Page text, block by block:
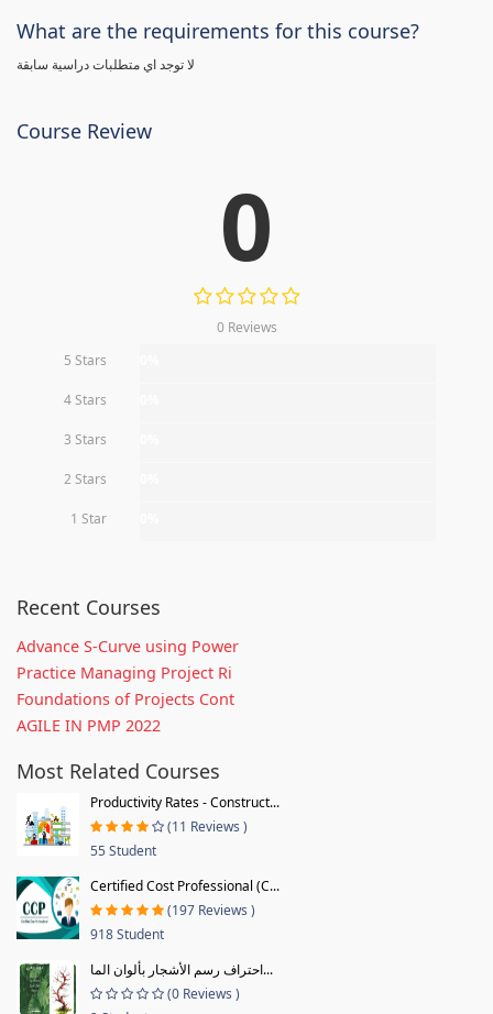
What are the requirements for this course?
لا توجد اي متطلبات دراسية سابقة
Course Review
0
0 Reviews
5 Stars
4 Stars
3 Stars
2 Stars
1 Star
Recent Courses
Advance S-Curve using Power
Practice Managing Project Ri
Foundations of Projects Cont
AGILE IN PMP 2022
Most Related Courses
Productivity Rates - Construct...
(11 Reviews )
55 Student
Certified Cost Professional (C...
(197 Reviews )
918 Student
احتراف رسم الأشجار بألوان الما...
(0 Reviews )